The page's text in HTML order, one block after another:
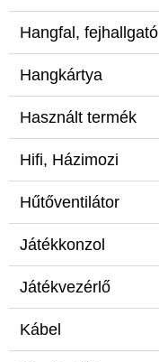
Hangfal, fejhallgató
Hangkártya
Használt termék
Hifi, Házimozi
Hűtőventilátor
Játékkonzol
Játékvezérlő
Kábel